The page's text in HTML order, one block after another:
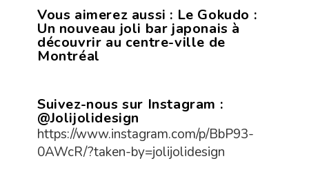
Vous aimerez aussi : Le Gokudo :
Un nouveau joli bar japonais à
découvrir au centre-ville de
Montréal
Suivez-nous sur Instagram :
@Jolijolidesign
https://www.instagram.com/p/BbP93-
0AWcR/?taken-by=jolijolidesign